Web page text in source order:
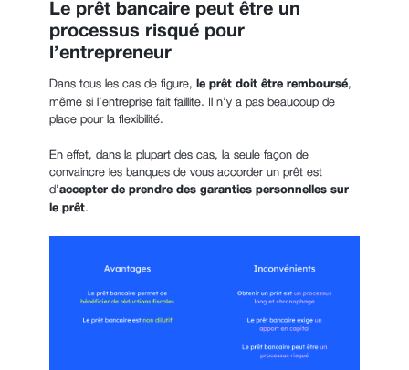
Le prêt bancaire peut être un
processus risqué pour
l’entrepreneur
Dans tous les cas de figure, le prêt doit être remboursé,
même si l’entreprise fait faillite. Il n’y a pas beaucoup de
place pour la flexibilité.
En effet, dans la plupart des cas, la seule façon de
convaincre les banques de vous accorder un prêt est
d’accepter de prendre des garanties personnelles sur
le prêt.